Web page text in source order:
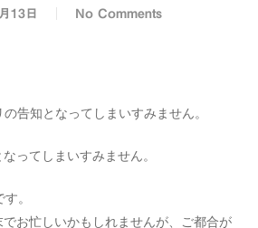
13日 No Comments
告知となってしまいすみません。
ってしまいすみません。
。
お忙しいかもしれませんが、ご都合が